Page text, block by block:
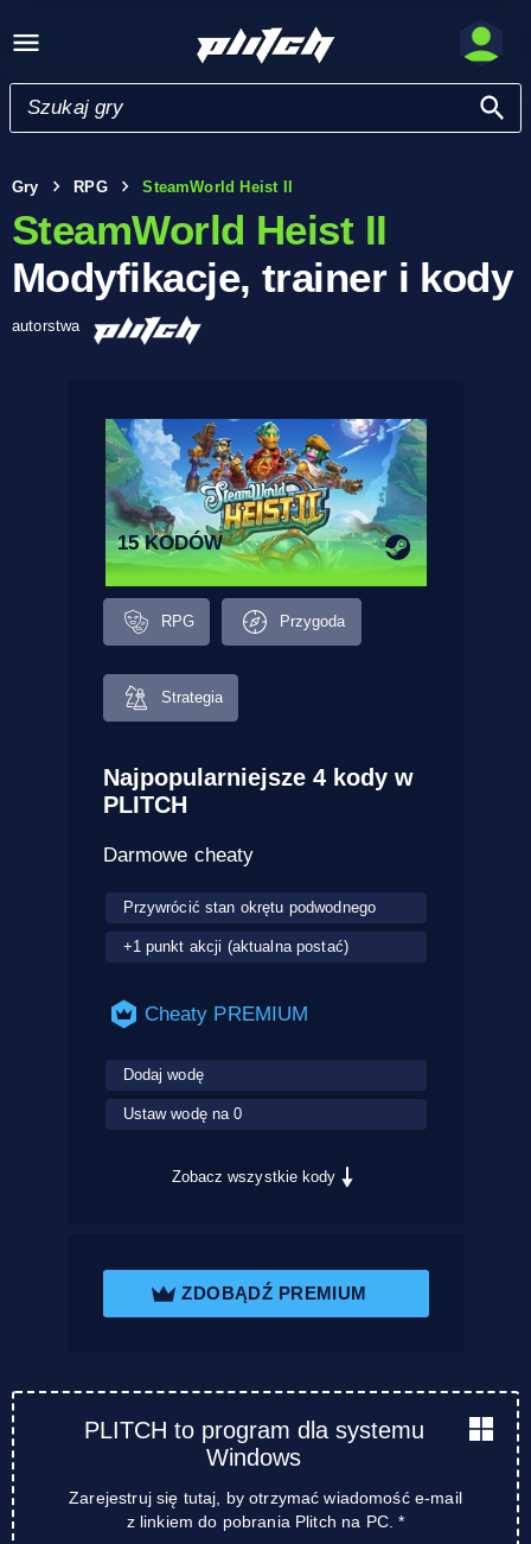
Gry RPG SteamWorld Heist II
SteamWorld Heist II
Modyfikacje, trainer i kody
autorstwa
15 KODÓW
RPG Przygoda
Strategia
Najpopularniejsze 4 kody w
PLITCH
Darmowe cheaty
Przywrócić stan okrętu podwodnego
+1 punkt akcji (aktualna postać)
Cheaty PREMIUM
Dodaj wodę
Ustaw wodę na 0
Zobacz wszystkie kody
ZDOBĄDŹ PREMIUM
PLITCH to program dla systemu
Windows
Zarejestruj się tutaj, by otrzymać wiadomość e-mail
z linkiem do pobrania Plitch na PC. *